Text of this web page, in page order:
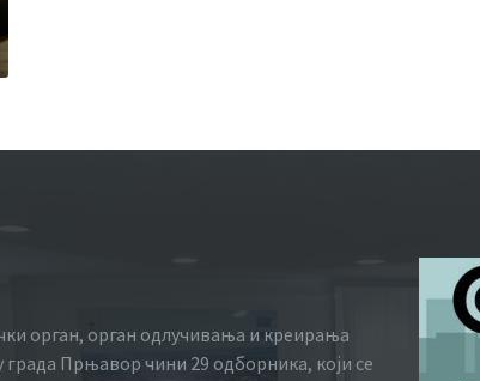
орган, орган одлучивања и креирања
Прњавор чини 29 одборника, који се